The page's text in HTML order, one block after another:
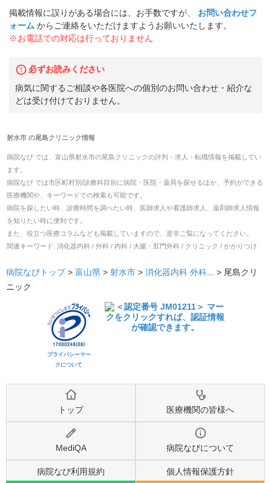
掲載情報に誤りがある場合には、お手数ですが、
お問い合わせフ
ォーム からご連絡をいただけますようお願いいたします。
※お電話での対応は行っておりません
必ずお読みください
病気に関するご相談や各医院への個別のお問い合わせ・紹介な
どは受け付けておりません。
射水市の尾島クリニック情報
病院なび では、 富山県射水市の尾島クリニックの評判・求人・転職情報を掲載してい
ます。
病院なび では市区町村別/診療科目別に病院・医院・薬局を探せるほか、予約ができる
医療機関や、キーワードでの検索も可能です。
病院を探したい時、診療時間を調べたい時、医師求人や看護師求人、薬剤師求人情報
を知りたい時に便利です。
また、役立つ医療コラムなども掲載していますので、是非ご覧になってください。
関連キーワード: 消化器内科 / 外科 / 内科 / 大腸・肛門外科 / クリニック / かかりつけ
病院なびトップ > 富山県 > 射水市 > 消化器内科 外科 ... > 尾島クリ
ニック
プライバシーマー
クについて
トップ 医療機関の皆様へ
MediQA 病院なびについて
病院なび利用規約 個人情報保護方針